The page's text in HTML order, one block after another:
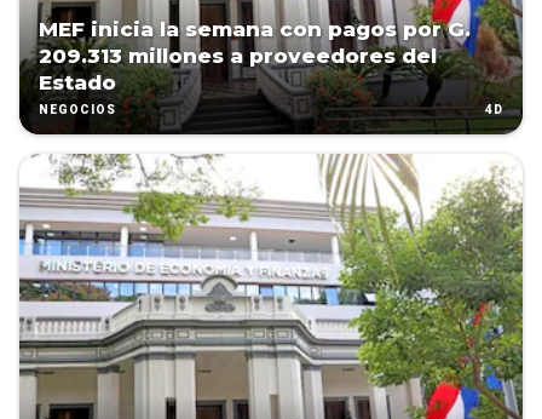
MEF inicia la semana con pagos por G.
209.313 millones a proveedores del
Estado
NEGOCIOS 4D